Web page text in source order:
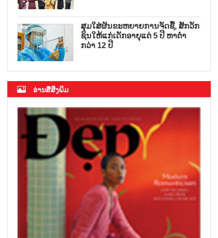
ສຸມໃສ່ຜັນຂະຫຍາຍການຈັດຊື້, ສັກວັກ
ຊິນໃຫ້ແກ່ເດັກອາຍຸແຕ່ 5 ປີ ຫາຕ່ຳ
ກວ່າ 12 ປີ
ອ່ານສື່ສິ່ງພິມ